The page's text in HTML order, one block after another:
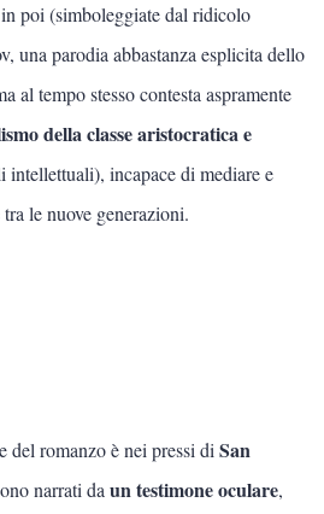
poi (simboleggiate dal ridicolo
una parodia abbastanza esplicita dello
al tempo stesso contesta aspramente
della classe aristocratica e
intellettuali), incapace di mediare e
le nuove generazioni.
del romanzo è nei pressi di San
narrati da un testimone oculare,